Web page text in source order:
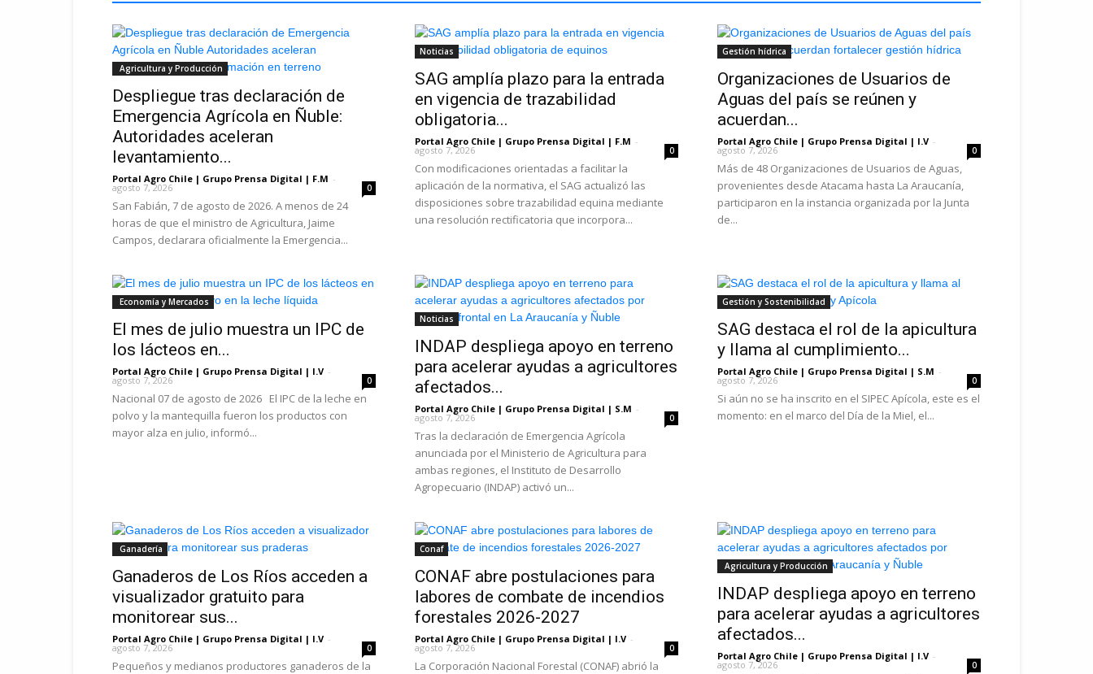
Agricultura y Producción
Despliegue tras declaración de
Emergencia Agrícola en Ñuble:
Autoridades aceleran
levantamiento...
Portal Agro Chile | Grupo Prensa Digital | F.M -
agosto 7, 2026 0
San Fabián, 7 de agosto de 2026. A menos de 24
horas de que el ministro de Agricultura, Jaime
Campos, declarara oficialmente la Emergencia...
Noticias
SAG amplía plazo para la entrada
en vigencia de trazabilidad
obligatoria...
Portal Agro Chile | Grupo Prensa Digital | F.M -
agosto 7, 2026 0
Con modificaciones orientadas a facilitar la
aplicación de la normativa, el SAG actualizó las
disposiciones sobre trazabilidad equina mediante
una resolución rectificatoria que incorpora...
Gestión hídrica
Organizaciones de Usuarios de
Aguas del país se reúnen y
acuerdan...
Portal Agro Chile | Grupo Prensa Digital | I.V -
agosto 7, 2026 0
Más de 48 Organizaciones de Usuarios de Aguas,
provenientes desde Atacama hasta La Araucanía,
participaron en la instancia organizada por la Junta
de...
Economía y Mercados
El mes de julio muestra un IPC de
los lácteos en...
Portal Agro Chile | Grupo Prensa Digital | I.V -
agosto 7, 2026 0
Nacional 07 de agosto de 2026 El IPC de la leche en
polvo y la mantequilla fueron los productos con
mayor alza en julio, informó...
Noticias
INDAP despliega apoyo en terreno
para acelerar ayudas a agricultores
afectados...
Portal Agro Chile | Grupo Prensa Digital | S.M -
agosto 7, 2026 0
Tras la declaración de Emergencia Agrícola
anunciada por el Ministerio de Agricultura para
ambas regiones, el Instituto de Desarrollo
Agropecuario (INDAP) activó un...
Gestión y Sostenibilidad
SAG destaca el rol de la apicultura
y llama al cumplimiento...
Portal Agro Chile | Grupo Prensa Digital | S.M -
agosto 7, 2026 0
Si aún no se ha inscrito en el SIPEC Apícola, este es el
momento: en el marco del Día de la Miel, el...
Ganadería
Ganaderos de Los Ríos acceden a
visualizador gratuito para
monitorear sus...
Portal Agro Chile | Grupo Prensa Digital | I.V -
agosto 7, 2026 0
Pequeños y medianos productores ganaderos de la
Conaf
CONAF abre postulaciones para
labores de combate de incendios
forestales 2026-2027
Portal Agro Chile | Grupo Prensa Digital | I.V -
agosto 7, 2026 0
La Corporación Nacional Forestal (CONAF) abrió la
Agricultura y Producción
INDAP despliega apoyo en terreno
para acelerar ayudas a agricultores
afectados...
Portal Agro Chile | Grupo Prensa Digital | I.V -
agosto 7, 2026 0